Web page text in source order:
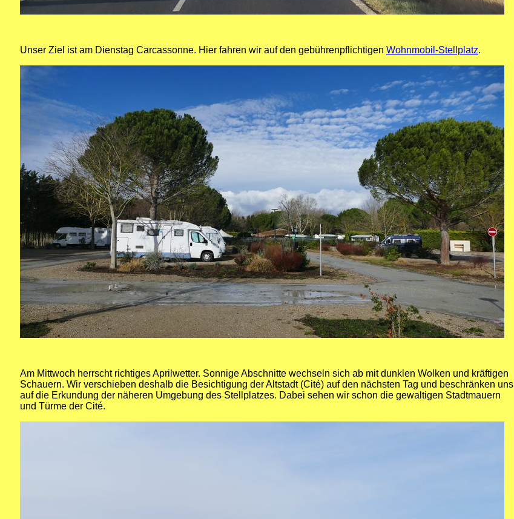
Unser Ziel ist am Dienstag Carcassonne. Hier fahren wir auf den gebührenpflichtigen Wohnmobil-Stellplatz.
Am Mittwoch herrscht richtiges Aprilwetter. Sonnige Abschnitte wechseln sich ab mit dunklen Wolken und kräftigen
Schauern. Wir verschieben deshalb die Besichtigung der Altstadt (Cité) auf den nächsten Tag und beschränken uns
auf die Erkundung der näheren Umgebung des Stellplatzes. Dabei sehen wir schon die gewaltigen Stadtmauern
und Türme der Cité.